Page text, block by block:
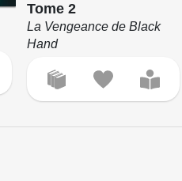
Tome 2
La Vengeance de Black
Hand